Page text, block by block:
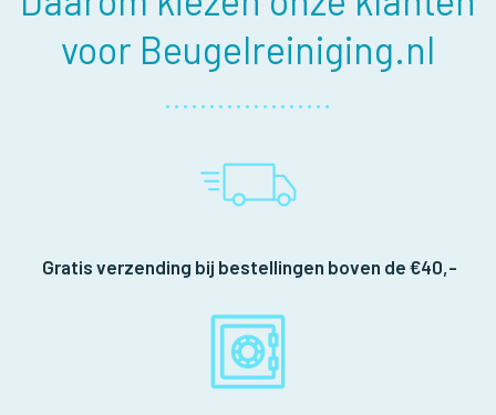
voor Beugelreiniging.nl
Gratis verzending bij bestellingen boven de €40,-